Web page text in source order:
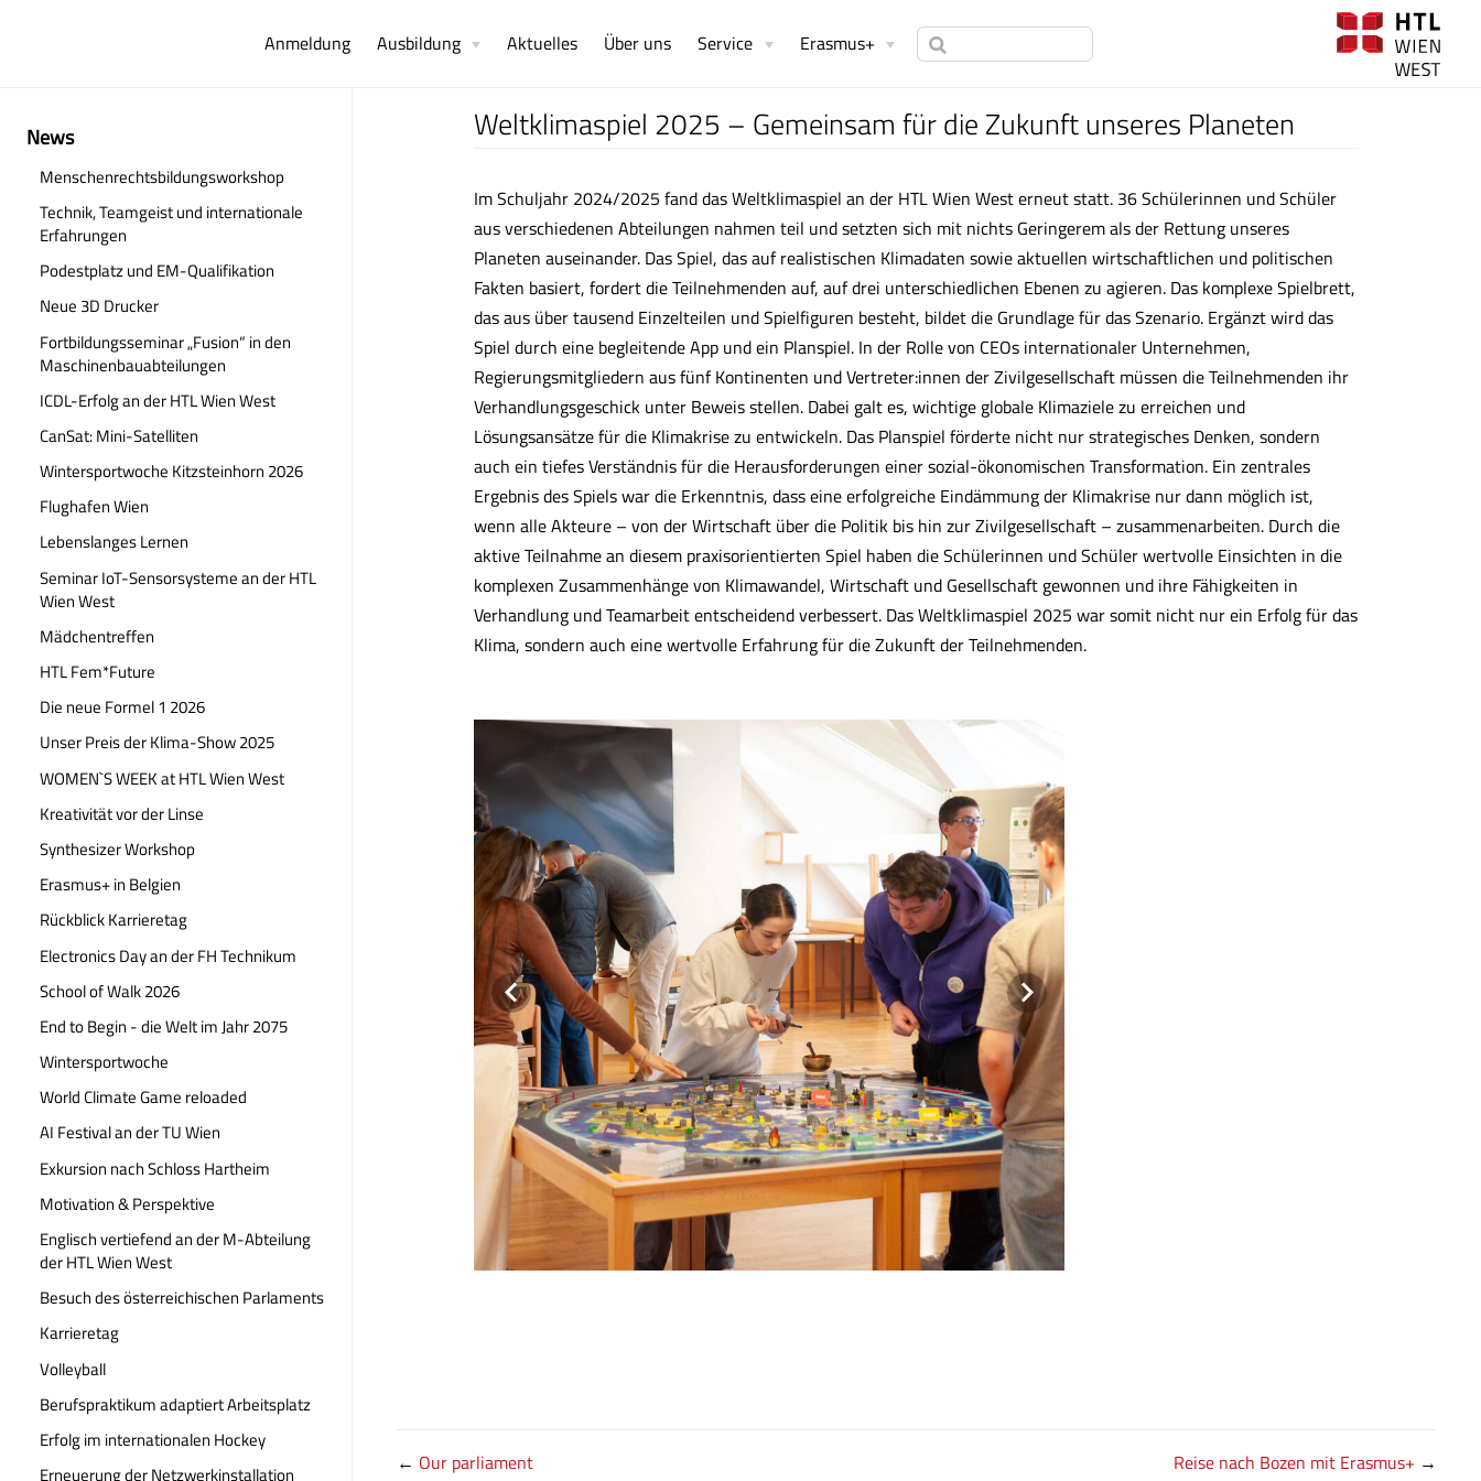
Anmeldung Ausbildung Aktuelles Über uns Service Erasmus+
News
Menschenrechtsbildungsworkshop
Technik, Teamgeist und internationale
Erfahrungen
Podestplatz und EM-Qualifikation
Neue 3D Drucker
Fortbildungsseminar „Fusion“ in den
Maschinenbauabteilungen
ICDL-Erfolg an der HTL Wien West
CanSat: Mini-Satelliten
Wintersportwoche Kitzsteinhorn 2026
Flughafen Wien
Lebenslanges Lernen
Seminar IoT-Sensorsysteme an der HTL
Wien West
Mädchentreffen
HTL Fem*Future
Die neue Formel 1 2026
Unser Preis der Klima-Show 2025
WOMEN`S WEEK at HTL Wien West
Kreativität vor der Linse
Synthesizer Workshop
Erasmus+ in Belgien
Rückblick Karrieretag
Electronics Day an der FH Technikum
School of Walk 2026
End to Begin - die Welt im Jahr 2075
Wintersportwoche
World Climate Game reloaded
AI Festival an der TU Wien
Exkursion nach Schloss Hartheim
Motivation & Perspektive
Englisch vertiefend an der M-Abteilung
der HTL Wien West
Besuch des österreichischen Parlaments
Karrieretag
Volleyball
Berufspraktikum adaptiert Arbeitsplatz
Erfolg im internationalen Hockey
Erneuerung der Netzwerkinstallation
Weltklimaspiel 2025 – Gemeinsam für die Zukunft unseres Planeten
Im Schuljahr 2024/2025 fand das Weltklimaspiel an der HTL Wien West erneut statt. 36 Schülerinnen und Schüler
aus verschiedenen Abteilungen nahmen teil und setzten sich mit nichts Geringerem als der Rettung unseres
Planeten auseinander. Das Spiel, das auf realistischen Klimadaten sowie aktuellen wirtschaftlichen und politischen
Fakten basiert, fordert die Teilnehmenden auf, auf drei unterschiedlichen Ebenen zu agieren. Das komplexe Spielbrett,
das aus über tausend Einzelteilen und Spielfiguren besteht, bildet die Grundlage für das Szenario. Ergänzt wird das
Spiel durch eine begleitende App und ein Planspiel. In der Rolle von CEOs internationaler Unternehmen,
Regierungsmitgliedern aus fünf Kontinenten und Vertreter:innen der Zivilgesellschaft müssen die Teilnehmenden ihr
Verhandlungsgeschick unter Beweis stellen. Dabei galt es, wichtige globale Klimaziele zu erreichen und
Lösungsansätze für die Klimakrise zu entwickeln. Das Planspiel förderte nicht nur strategisches Denken, sondern
auch ein tiefes Verständnis für die Herausforderungen einer sozial-ökonomischen Transformation. Ein zentrales
Ergebnis des Spiels war die Erkenntnis, dass eine erfolgreiche Eindämmung der Klimakrise nur dann möglich ist,
wenn alle Akteure – von der Wirtschaft über die Politik bis hin zur Zivilgesellschaft – zusammenarbeiten. Durch die
aktive Teilnahme an diesem praxisorientierten Spiel haben die Schülerinnen und Schüler wertvolle Einsichten in die
komplexen Zusammenhänge von Klimawandel, Wirtschaft und Gesellschaft gewonnen und ihre Fähigkeiten in
Verhandlung und Teamarbeit entscheidend verbessert. Das Weltklimaspiel 2025 war somit nicht nur ein Erfolg für das
Klima, sondern auch eine wertvolle Erfahrung für die Zukunft der Teilnehmenden.
← Our parliament Reise nach Bozen mit Erasmus+ →